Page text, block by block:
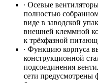
∙ Осевые
полностью
виде в заводской
внешней клеммной
к трёхфазной
∙ Функцию корпуса
конструкционной
подсоединения
сети предусмотрены